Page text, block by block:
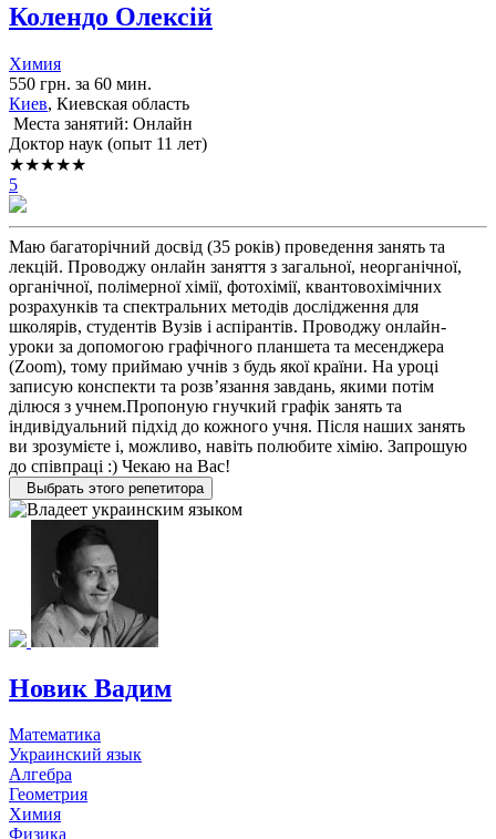
Колендо Олексій
Химия
550 грн. за 60 мин.
Киев, Киевская область
Места занятий: Онлайн
Доктор наук (опыт 11 лет)
★★★★★
5
Маю багаторічний досвід (35 років) проведення занять та
лекцій. Проводжу онлайн заняття з загальної, неорганічної,
органічної, полімерної хімії, фотохімії, квантовохімічних
розрахунків та спектральних методів дослідження для
школярів, студентів Вузів і аспірантів. Проводжу онлайн-
уроки за допомогою графічного планшета та месенджера
(Zoom), тому приймаю учнів з будь якої країни. На уроці
записую конспекти та розв’язання завдань, якими потім
ділюся з учнем.Пропоную гнучкий графік занять та
індивідуальний підхід до кожного учня. Після наших занять
ви зрозумієте і, можливо, навіть полюбите хімію. Запрошую
до співпраці :) Чекаю на Вас!
Выбрать этого репетитора
Новик Вадим
Математика
Украинский язык
Алгебра
Геометрия
Химия
Физика